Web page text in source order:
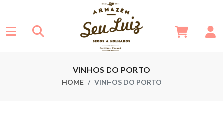
VINHOS DO PORTO
HOME VINHOS DO PORTO